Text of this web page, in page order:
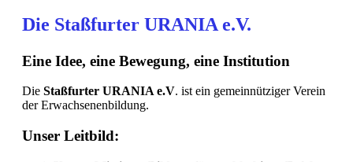
Die Staßfurter URANIA e.V.
Eine Idee, eine Bewegung, eine Institution
Die Staßfurter URANIA e.V. ist ein gemeinnütziger Verein
der Erwachsenenbildung.
Unser Leitbild: